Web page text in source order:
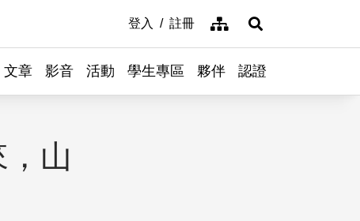
登入 註冊 網站導覽展開搜尋
文章 影音 活動 學生專區 夥伴 認證
山